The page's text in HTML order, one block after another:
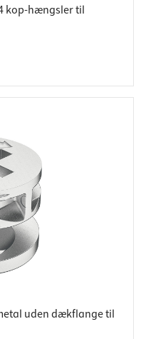
kop-hængsler til
uden dækflange til